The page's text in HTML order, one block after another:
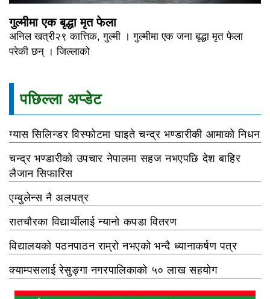
गुल्मीमा एक बृद्धा मृत फेला
अनिल खत्री२९ कात्तिक, गुल्मी । गुल्मीमा एक जना बृद्धा मृत फेला
परेकी छन् । जिल्लाको
पछिल्ला अप्डेट
ग्यास सिलिन्डर विस्फोटमा घाइते चन्द्र भण्डारीकी आमाको निधन
चन्द्र भण्डारीको उपचार नेपालमा सहज नभएपछि देश बाहिर
लैजान सिफारिस
एम्बुलेन्स नै अलपत्र
रातचौरका विद्यार्थीलाई न्यानो कपडा वितरण
विद्यालयको पठनपाठन राम्रो नभएको भन्दै ध्यानाकर्षण पत्र
क्याम्पसलाई रेसुङ्गा नगरपालिकाको ५० लाख सहयोग